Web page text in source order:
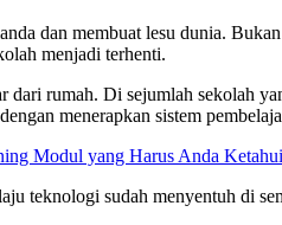
dan membuat lesu dunia.
menjadi terhenti.
rumah. Di sejumlah sekolah
menerapkan sistem
Modul yang Harus Anda Ketahui
teknologi sudah menyentuh di